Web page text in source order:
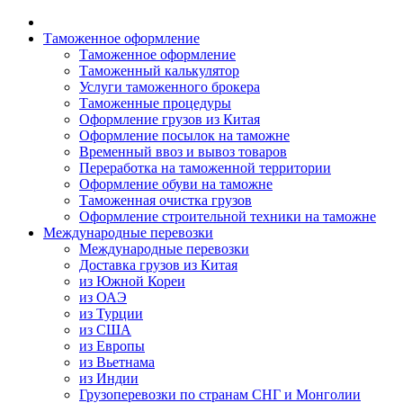
Таможенное оформление
Таможенное оформление
Таможенный калькулятор
Услуги таможенного брокера
Таможенные процедуры
Оформление грузов из Китая
Оформление посылок на таможне
Временный ввоз и вывоз товаров
Переработка на таможенной территории
Оформление обуви на таможне
Таможенная очистка грузов
Оформление строительной техники на таможне
Международные перевозки
Международные перевозки
Доставка грузов из Китая
из Южной Кореи
из ОАЭ
из Турции
из США
из Европы
из Вьетнама
из Индии
Грузоперевозки по странам СНГ и Монголии